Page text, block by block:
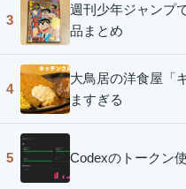
3
週刊少年ジャンプ
品まとめ
4
大鳥居の洋食屋「
ますぎる
5 Codexのトークン